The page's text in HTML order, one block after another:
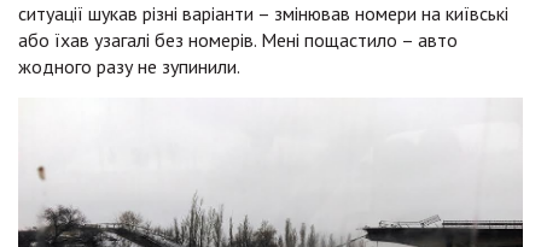
ситуації шукав різні варіанти – змінював номери на київські
або їхав узагалі без номерів. Мені пощастило – авто
жодного разу не зупинили.